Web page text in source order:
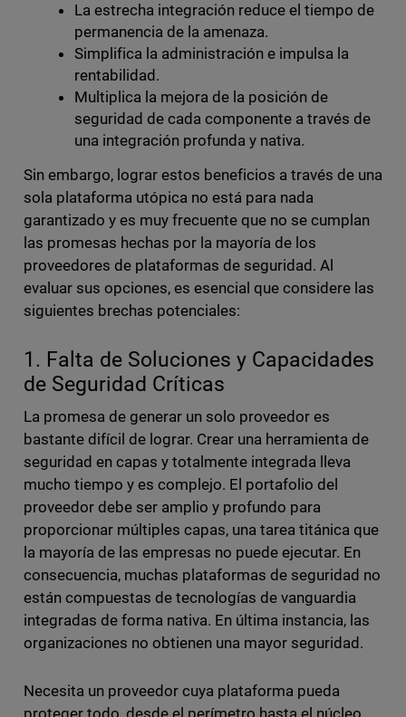
La estrecha integración reduce el tiempo de
permanencia de la amenaza.
Simplifica la administración e impulsa la
rentabilidad.
Multiplica la mejora de la posición de
seguridad de cada componente a través de
una integración profunda y nativa.
Sin embargo, lograr estos beneficios a través de una
sola plataforma utópica no está para nada
garantizado y es muy frecuente que no se cumplan
las promesas hechas por la mayoría de los
proveedores de plataformas de seguridad. Al
evaluar sus opciones, es esencial que considere las
siguientes brechas potenciales:
1. Falta de Soluciones y Capacidades
de Seguridad Críticas
La promesa de generar un solo proveedor es
bastante difícil de lograr. Crear una herramienta de
seguridad en capas y totalmente integrada lleva
mucho tiempo y es complejo. El portafolio del
proveedor debe ser amplio y profundo para
proporcionar múltiples capas, una tarea titánica que
la mayoría de las empresas no puede ejecutar. En
consecuencia, muchas plataformas de seguridad no
están compuestas de tecnologías de vanguardia
integradas de forma nativa. En última instancia, las
organizaciones no obtienen una mayor seguridad.
Necesita un proveedor cuya plataforma pueda